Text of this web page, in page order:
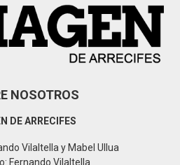
NOSOTROS
DE ARRECIFES
Vilaltella y Mabel Ullua
Fernando Vilaltella